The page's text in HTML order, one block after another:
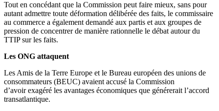
Tout en concédant que la Commission peut faire mieux, sans pour
autant admettre toute déformation délibérée des faits, le commissaire
au commerce a également demandé aux partis et aux groupes de
pression de concentrer de manière rationnelle le débat autour du
TTIP sur les faits.
Les ONG attaquent
Les Amis de la Terre Europe et le Bureau européen des unions de
consommateurs (BEUC) avaient accusé la Commission
d’avoir exagéré les avantages économiques que générerait l’accord
transatlantique.